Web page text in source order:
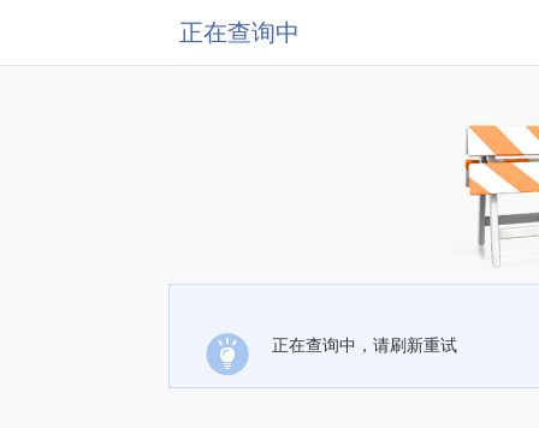
正在查询中
正在查询中，请刷新重试